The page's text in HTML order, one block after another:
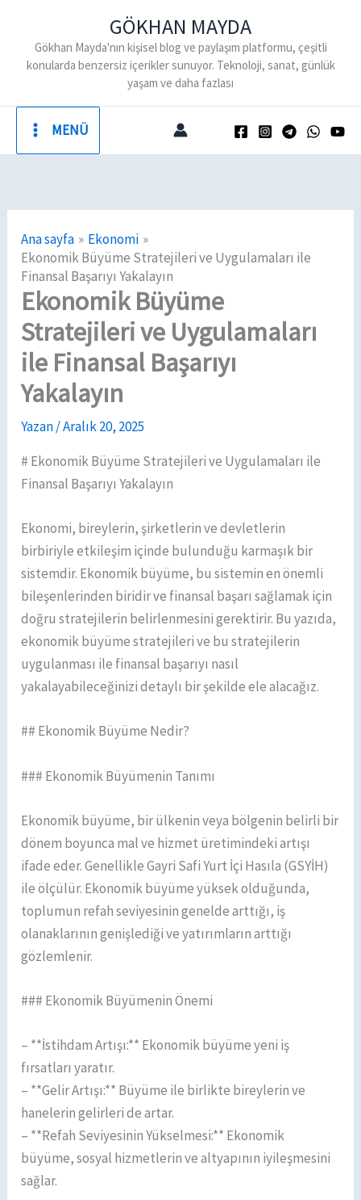
GÖKHAN MAYDA
Gökhan Mayda'nın kişisel blog ve paylaşım platformu, çeşitli
konularda benzersiz içerikler sunuyor. Teknoloji, sanat, günlük
yaşam ve daha fazlası
MENÜ
Ana sayfa
Ekonomi
Ekonomik Büyüme Stratejileri ve Uygulamaları ile
Finansal Başarıyı Yakalayın
Ekonomik Büyüme
Stratejileri ve Uygulamaları
ile Finansal Başarıyı
Yakalayın
Yazan/Aralık 20, 2025
# Ekonomik Büyüme Stratejileri ve Uygulamaları ile
Finansal Başarıyı Yakalayın
Ekonomi, bireylerin, şirketlerin ve devletlerin
birbiriyle etkileşim içinde bulunduğu karmaşık bir
sistemdir. Ekonomik büyüme, bu sistemin en önemli
bileşenlerinden biridir ve finansal başarı sağlamak için
doğru stratejilerin belirlenmesini gerektirir. Bu yazıda,
ekonomik büyüme stratejileri ve bu stratejilerin
uygulanması ile finansal başarıyı nasıl
yakalayabileceğinizi detaylı bir şekilde ele alacağız.
## Ekonomik Büyüme Nedir?
### Ekonomik Büyümenin Tanımı
Ekonomik büyüme, bir ülkenin veya bölgenin belirli bir
dönem boyunca mal ve hizmet üretimindeki artışı
ifade eder. Genellikle Gayri Safi Yurt İçi Hasıla (GSYİH)
ile ölçülür. Ekonomik büyüme yüksek olduğunda,
toplumun refah seviyesinin genelde arttığı, iş
olanaklarının genişlediği ve yatırımların arttığı
gözlemlenir.
### Ekonomik Büyümenin Önemi
– **İstihdam Artışı:** Ekonomik büyüme yeni iş
fırsatları yaratır.
– **Gelir Artışı:** Büyüme ile birlikte bireylerin ve
hanelerin gelirleri de artar.
– **Refah Seviyesinin Yükselmesi:** Ekonomik
büyüme, sosyal hizmetlerin ve altyapının iyileşmesini
sağlar.